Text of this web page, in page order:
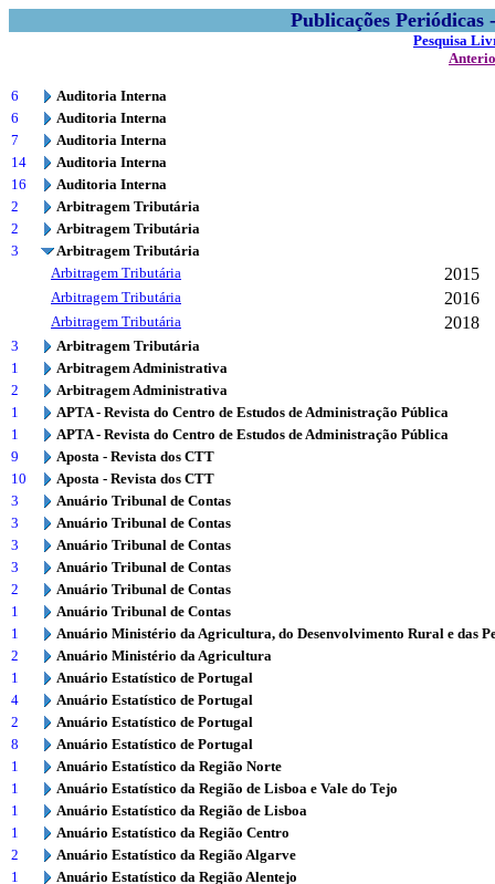
Publicações
Pesquisa
6
Auditoria Interna
6
Auditoria Interna
7
Auditoria Interna
14
Auditoria Interna
16
Auditoria Interna
2
Arbitragem Tributária
2
Arbitragem Tributária
3
Arbitragem Tributária
Arbitragem Tributária
2015
Arbitragem Tributária 2016
Arbitragem Tributária 2018
3
Arbitragem Tributária
1
Arbitragem Administrativa
2
Arbitragem Administrativa
1
APTA - Revista do Centro de Estudos de Administração Pública
1
APTA - Revista do Centro de Estudos de Administração Pública
9
Aposta - Revista dos CTT
10
Aposta - Revista dos CTT
3
Anuário Tribunal de Contas
3
Anuário Tribunal de Contas
3
Anuário Tribunal de Contas
3
Anuário Tribunal de Contas
2
Anuário Tribunal de Contas
1
Anuário Tribunal de Contas
1
Anuário Ministério da Agricultura, do Desenvolvimento Rural e das
2
Anuário Ministério da Agricultura
1
Anuário Estatístico de Portugal
4
Anuário Estatístico de Portugal
2
Anuário Estatístico de Portugal
8
Anuário Estatístico de Portugal
1
Anuário Estatístico da Região Norte
1
Anuário Estatístico da Região de Lisboa e Vale do Tejo
1
Anuário Estatístico da Região de Lisboa
1
Anuário Estatístico da Região Centro
2
Anuário Estatístico da Região Algarve
1
Anuário Estatístico da Região Alentejo